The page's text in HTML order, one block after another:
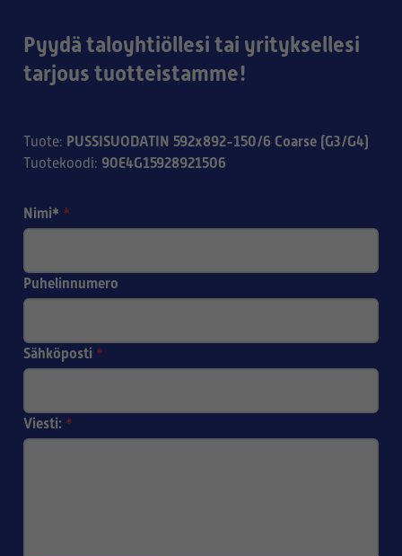
Pyydä taloyhtiöllesi tai yrityksellesi
tarjous tuotteistamme!
Tuote: PUSSISUODATIN 592x892-150/6 Coarse (G3/G4)
Tuotekoodi: 90E4G15928921506
Nimi* *
Puhelinnumero
Sähköposti *
Viesti: *